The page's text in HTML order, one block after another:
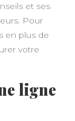
et ses
Pour
en plus de
votre
ligne